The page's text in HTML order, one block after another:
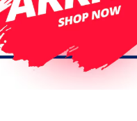
(All Colors)
LCD-10617
Moto G 5G Plus